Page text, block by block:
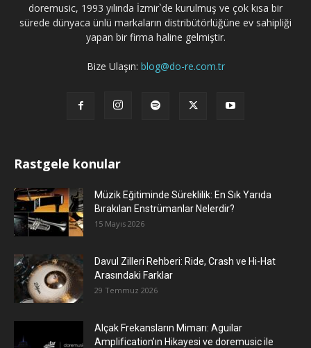
doremusic, 1993 yılında İzmir`de kurulmuş ve çok kısa bir
sürede dünyaca ünlü markaların distribütörlüğüne ev sahipliği
yapan bir firma haline gelmiştir.
Bize Ulaşın: blog@do-re.com.tr
Rastgele konular
Müzik Eğitiminde Süreklilik: En Sık Yarıda
Bırakılan Enstrümanlar Nelerdir?
15 Mayıs 2026
Davul Zilleri Rehberi: Ride, Crash ve Hi-Hat
Arasındaki Farklar
29 Temmuz 2026
Alçak Frekansların Mimarı: Aguilar
Amplification’ın Hikayesi ve doremusic ile